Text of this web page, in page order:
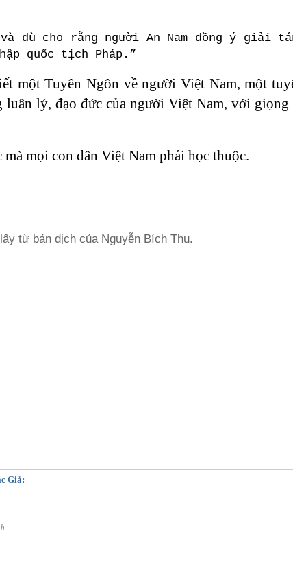
và dù cho rằng người An Nam đồng ý giải
quốc tịch Pháp.”
một Tuyên Ngôn về người Việt Nam, một
lý, đạo đức của người Việt Nam, với giọng
mọi con dân Việt Nam phải học thuộc.
từ bản dịch của Nguyễn Bích Thu.
Giả: